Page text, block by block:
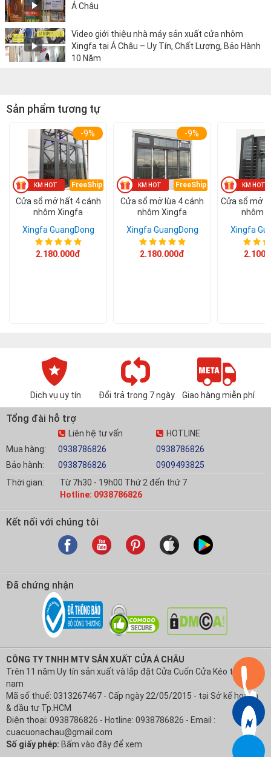
Á Châu
Video giới thiệu nhà máy sản xuất cửa nhôm
Xingfa tại Á Châu – Uy Tín, Chất Lượng, Bảo Hành
10 Năm
Sản phẩm tương tự
FreeShip
-9%
Cửa sổ mở hất 4 cánh
nhôm Xingfa
Xingfa GuangDong
2.180.000đ
FreeShip
-9%
Cửa sổ mở lùa 4 cánh
nhôm Xingfa
Xingfa GuangDong
2.180.000đ
Cửa sổ mở
nhôm
Xingfa
Dịch vụ uy tín Đổi trả trong 7 ngày Giao hàng miễn phí
Tổng đài hỗ trợ
Mua hàng:
Bảo hành:
Liên hệ tư vấn
0938786826
0938786826
HOTLINE
0938786826
0909493825
Thời gian:
Từ 7h30 - 19h00 Thứ 2 đến thứ 7
Hotline: 0938786826
Kết nối với chúng tôi
Đã chứng nhận
CÔNG TY TNHH MTV SẢN XUẤT CỬA Á CHÂU
Trên 11 năm Uy tín sản xuất và lắp đặt Cửa Cuốn Cửa Kéo tại Việt
nam
Mã số thuế: 0313267467 - Cấp ngày 22/05/2015 - tại Sở kế hoạch
& đầu tư Tp.HCM
Điện thoại: 0938786826 - Hotline: 0938786826 - Email :
cuacuonachau@gmail.com
Số giấy phép: Bấm vào đây để xem